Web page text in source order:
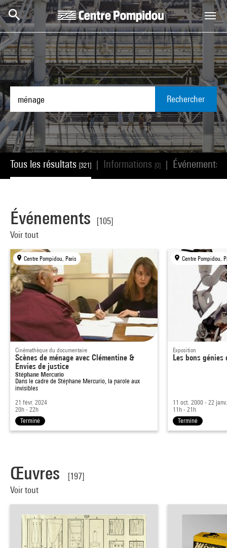
Aller au contenu principal
Centre Pompidou
Rechercher
Tous les résultats [321] Informations [0] Événements
Événements
[105]
Voir tout
Centre Pompidou, Paris
Cinémathèque du documentaire
Scènes de ménage avec Clémentine &
Envies de justice
Stéphane Mercurio
Dans le cadre de Stéphane Mercurio, la parole aux
invisibles
21 févr. 2024
20h - 22h
Terminé
Centre Pompidou,
Exposition
Les bons génies
11 oct. 2000 - 22
11h - 21h
Terminé
Œuvres
[197]
Voir tout